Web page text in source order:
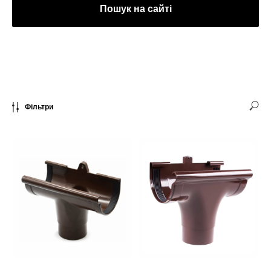
Пошук на сайті
Фільтри